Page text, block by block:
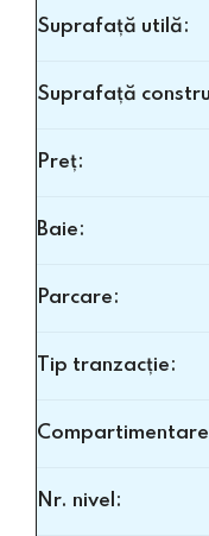
Suprafață utilă:
Suprafață
Preț:
Baie:
Parcare:
Tip tranzacție:
Nr. nivel: